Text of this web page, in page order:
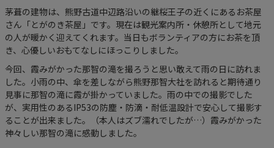
茅葺の建物は、熊野古道中辺路沿いの継桜王子の近くにあるお茶屋
さん「とがのき茶屋」です。現在は観光案内所・休憩所として地元
の人が暖かく迎えてくれます。当日もボランティアの方にお茶を頂
き、心優しいおもてなしにほっこりしました。
今回、霞みがかった那智の滝を撮ろうと思い敢えて雨の日に訪れま
した。小雨の中、傘を差しながら熊野那智大社を訪れると期待通り
見事に那智の滝に霞が掛かっていました。雨の中での撮影でした
が、実用性のあるIP53の防塵・防滴・耐低温設計で安心して撮影す
ることが出来ました。（本人はズブ濡れでしたが…）霞みがかった
神々しい那智の滝に感動しました。